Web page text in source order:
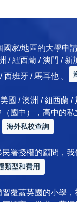
家/地區的大學申
/ 紐西蘭 / 澳門 / 新
班牙 / 馬耳他 。
國 / 澳洲 / 紐西蘭 /
國中），高中的
海外私校查詢
署授權的顧問，
類型和費用
覆蓋英國的小學